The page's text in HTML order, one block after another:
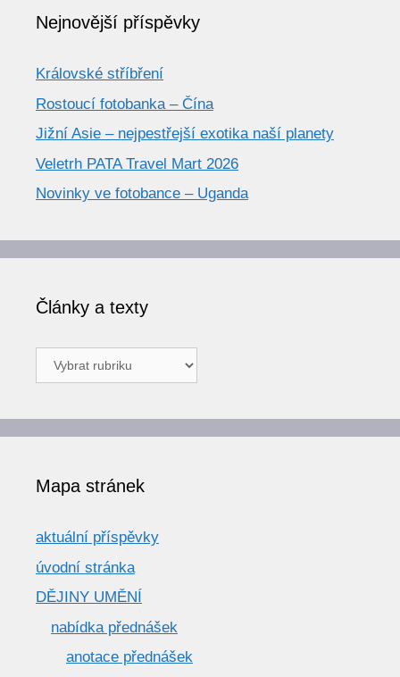
Nejnovější příspěvky
Královské stříbření
Rostoucí fotobanka – Čína
Jižní Asie – nejpestřejší exotika naší planety
Veletrh PATA Travel Mart 2026
Novinky ve fotobance – Uganda
Články a texty
Články
a
Mapa stránek
aktuální příspěvky
úvodní stránka
DĚJINY UMĚNÍ
nabídka přednášek
anotace přednášek